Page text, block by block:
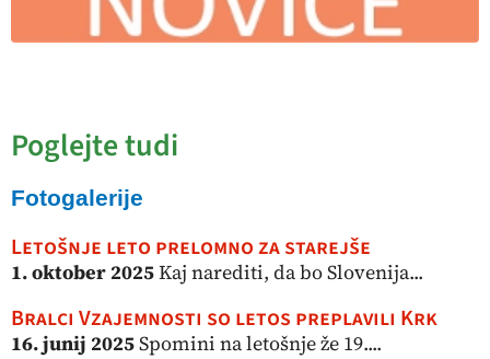
Poglejte tudi
Fotogalerije
Letošnje leto prelomno za starejše
1. oktober 2025Kaj narediti, da bo Slovenija...
Bralci Vzajemnosti so letos preplavili Krk
16. junij 2025Spomini na letošnje že 19....